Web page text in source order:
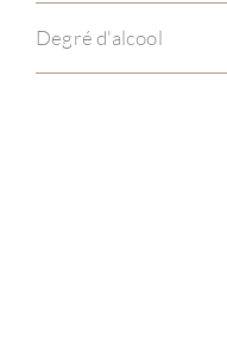
Degré d'alcool